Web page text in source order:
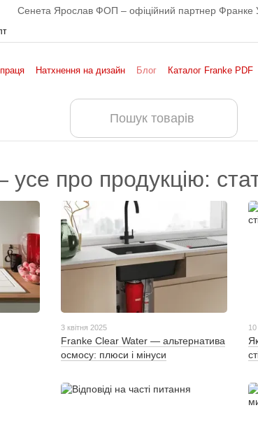
Сенета Ярослав ФОП – офіційний партнер Франке
Натхнення на дизайн Блог Каталог Franke PDF
про продукцію:
3 квітня 2025
Franke Clear Water — альтернатива
осмосу: плюси і мінуси